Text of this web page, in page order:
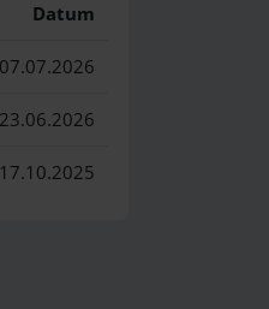
Datum
07.07.2026
23.06.2026
17.10.2025